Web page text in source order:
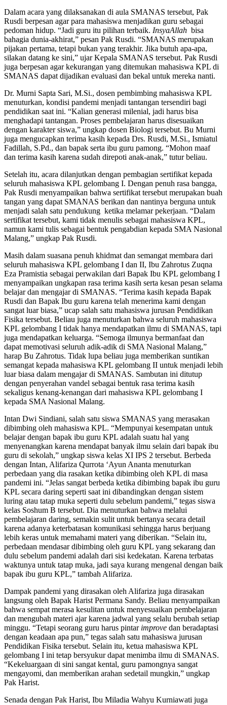
Dalam acara yang dilaksanakan di aula SMANAS tersebut, Pak
Rusdi berpesan agar para mahasiswa menjadikan guru sebagai
pedoman hidup. “Jadi guru itu pilihan terbaik. InsyaAllah bisa
bahagia dunia-akhirat,” pesan Pak Rusdi. “SMANAS merupakan
pijakan pertama, tetapi bukan yang terakhir. Jika butuh apa-apa,
silakan datang ke sini,” ujar Kepala SMANAS tersebut. Pak Rusdi
juga berpesan agar kekurangan yang ditemukan mahasiswa KPL di
SMANAS dapat dijadikan evaluasi dan bekal untuk mereka nanti.
Dr. Murni Sapta Sari, M.Si., dosen pembimbing mahasiswa KPL
menuturkan, kondisi pandemi menjadi tantangan tersendiri bagi
pendidikan saat ini. “Kalian generasi milenial, jadi harus bisa
menghadapi tantangan. Proses pembelajaran harus disesuaikan
dengan karakter siswa,” ungkap dosen Biologi tersebut. Bu Murni
juga mengucapkan terima kasih kepada Drs. Rusdi, M.Si., Ismiatul
Fadillah, S.Pd., dan bapak serta ibu guru pamong. “Mohon maaf
dan terima kasih karena sudah direpoti anak-anak,” tutur beliau.
Setelah itu, acara dilanjutkan dengan pembagian sertifikat kepada
seluruh mahasiswa KPL gelombang I. Dengan penuh rasa bangga,
Pak Rusdi menyampaikan bahwa sertifikat tersebut merupakan buah
tangan yang dapat SMANAS berikan dan nantinya berguna untuk
menjadi salah satu pendukung ketika melamar pekerjaan. “Dalam
sertifikat tersebut, kami tidak menulis sebagai mahasiswa KPL,
namun kami tulis sebagai bentuk pengabdian kepada SMA Nasional
Malang,” ungkap Pak Rusdi.
Masih dalam suasana penuh khidmat dan semangat membara dari
seluruh mahasiswa KPL gelombang I dan II, Ibu Zahrotus Zuqna
Eza Pramistia sebagai perwakilan dari Bapak Ibu KPL gelombang I
menyampaikan ungkapan rasa terima kasih serta kesan pesan selama
belajar dan mengajar di SMANAS. “Terima kasih kepada Bapak
Rusdi dan Bapak Ibu guru karena telah menerima kami dengan
sangat luar biasa,” ucap salah satu mahasiswa jurusan Pendidikan
Fisika tersebut. Beliau juga menuturkan bahwa seluruh mahasiswa
KPL gelombang I tidak hanya mendapatkan ilmu di SMANAS, tapi
juga mendapatkan keluarga. “Semoga ilmunya bermanfaat dan
dapat memotivasi seluruh adik-adik di SMA Nasional Malang,”
harap Bu Zahrotus. Tidak lupa beliau juga memberikan suntikan
semangat kepada mahasiswa KPL gelombang II untuk menjadi lebih
luar biasa dalam mengajar di SMANAS. Sambutan ini ditutup
dengan penyerahan vandel sebagai bentuk rasa terima kasih
sekaligus kenang-kenangan dari mahasiswa KPL gelombang I
kepada SMA Nasional Malang.
Intan Dwi Sindiani, salah satu siswa SMANAS yang merasakan
dibimbing oleh mahasiswa KPL. “Mempunyai kesempatan untuk
belajar dengan bapak ibu guru KPL adalah suatu hal yang
menyenangkan karena mendapat banyak ilmu selain dari bapak ibu
guru di sekolah,” ungkap siswa kelas XI IPS 2 tersebut. Berbeda
dengan Intan, Alifariza Qurrota ‘Ayun Ananta menuturkan
perbedaan yang dia rasakan ketika dibimbing oleh KPL di masa
pandemi ini. “Jelas sangat berbeda ketika dibimbing bapak ibu guru
KPL secara daring seperti saat ini dibandingkan dengan sistem
luring atau tatap muka seperti dulu sebelum pandemi,” tegas siswa
kelas Soshum B tersebut. Dia menuturkan bahwa melalui
pembelajaran daring, semakin sulit untuk bertanya secara detail
karena adanya keterbatasan komunikasi sehingga harus berjuang
lebih keras untuk memahami materi yang diberikan. “Selain itu,
perbedaan mendasar dibimbing oleh guru KPL yang sekarang dan
dulu sebelum pandemi adalah dari sisi kedekatan. Karena terbatas
waktunya untuk tatap muka, jadi saya kurang mengenal dengan baik
bapak ibu guru KPL,” tambah Alifariza.
Dampak pandemi yang dirasakan oleh Alifariza juga dirasakan
langsung oleh Bapak Harist Permana Sandy. Beliau menyampaikan
bahwa sempat merasa kesulitan untuk menyesuaikan pembelajaran
dan mengubah materi ajar karena jadwal yang selalu berubah setiap
minggu. “Tetapi seorang guru harus pintar improve dan beradaptasi
dengan keadaan apa pun,” tegas salah satu mahasiswa jurusan
Pendidikan Fisika tersebut. Selain itu, ketua mahasiswa KPL
gelombang I ini tetap bersyukur dapat menimba ilmu di SMANAS.
“Kekeluargaan di sini sangat kental, guru pamongnya sangat
mengayomi, dan memberikan arahan sedetail mungkin,” ungkap
Pak Harist.
Senada dengan Pak Harist, Ibu Miladia Wahyu Kurniawati juga